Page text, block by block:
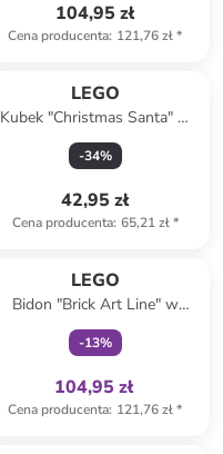
104,95 zł
Cena producenta: 121,76 zł*
LEGO
Kubek "Christmas Santa" w
kolorze białym - 300 ml
-34%
42,95 zł
Cena producenta: 65,21 zł*
LEGO
Bidon "Brick Art Line" w
kolorze biało-niebiesko-
żółtym - 560 ml
-13%
104,95 zł
Cena producenta: 121,76 zł*